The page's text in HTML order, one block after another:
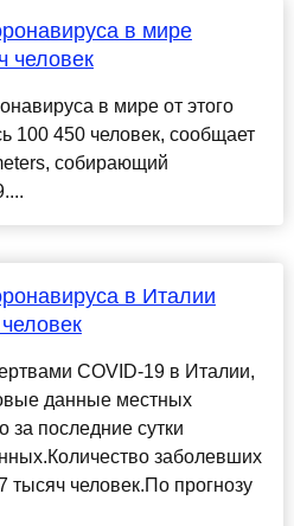
в мире
человек
в мире от этого
100 450 человек, сообщает
собирающий
в Италии
COVID-19 в Италии,
данные местных
за последние сутки
заболевших
тысяч человек.По прогнозу